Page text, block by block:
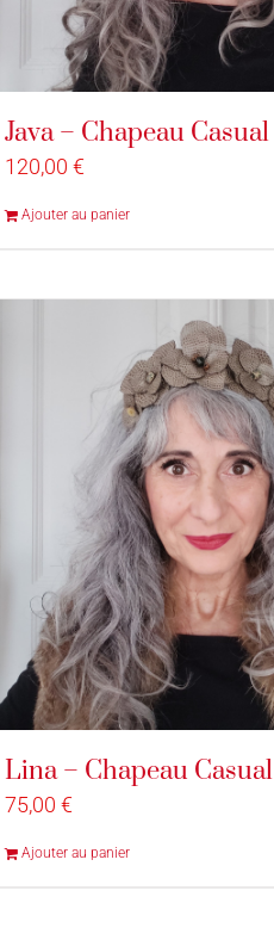
Java – Chapeau Casual
120,00 €
Ajouter au panier
Lina – Chapeau Casual
75,00 €
Ajouter au panier